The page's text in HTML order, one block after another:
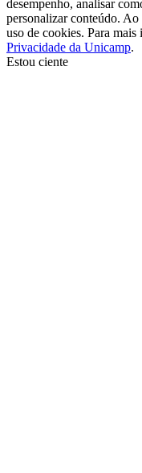
desempenho, analisar
personalizar conteúdo.
uso de cookies. Para mais
Privacidade da Unicamp.
Estou ciente